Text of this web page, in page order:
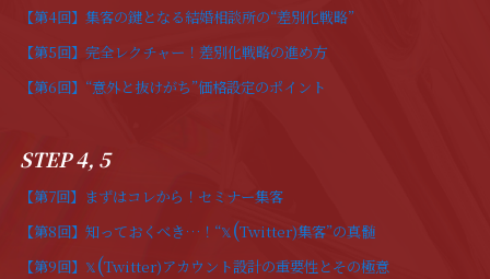
【第4回】集客の鍵となる結婚相談所の“差別化戦略”
【第5回】完全レクチャー！差別化戦略の進め方
【第6回】“意外と抜けがち”価格設定のポイント
STEP 4, 5
【第7回】まずはコレから！セミナー集客
【第8回】知っておくべき…！“𝕏 (Twitter)集客”の真髄
【第9回】 𝕏 (Twitter)アカウント設計の重要性とその極意